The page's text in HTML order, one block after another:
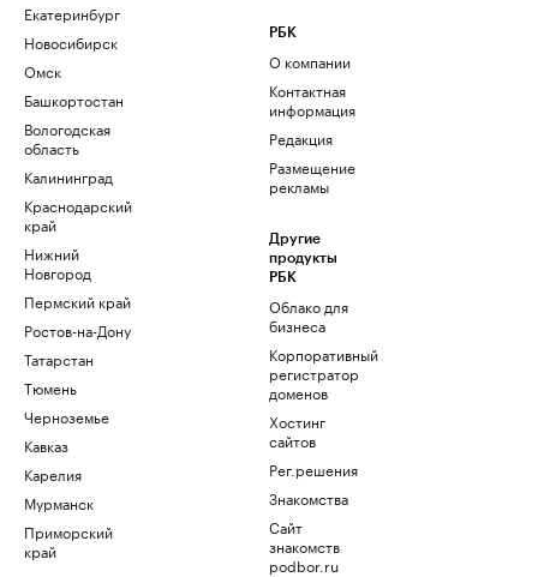
Екатеринбург
Новосибирск
Омск
Башкортостан
Вологодская
область
Калининград
Краснодарский
край
Нижний
Новгород
Пермский край
Ростов-на-Дону
Татарстан
Тюмень
Черноземье
Кавказ
Карелия
Мурманск
Приморский
край
РБК
О компании
Контактная
информация
Редакция
Размещение
рекламы
Другие
продукты
РБК
Облако для
бизнеса
Корпоративный
регистратор
доменов
Хостинг
сайтов
Рег.решения
Знакомства
Сайт
знакомств
podbor.ru